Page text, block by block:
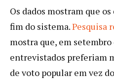
Os dados mostram que
fim do sistema.Pesquisa
mostra que, em setembro
entrevistados preferiam
de voto popular em vez